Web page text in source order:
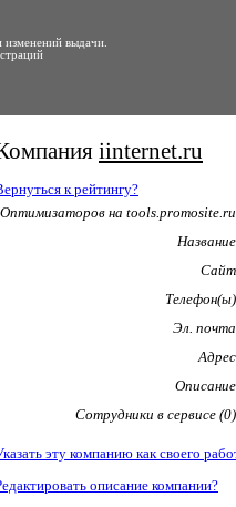
изменений выдачи.
iinternet.ru
к рейтингу?
Оптимизаторов на tools.promosite.ru
Название
Сайт
Телефон(ы)
Эл. почта
Адрес
Описание
Сотрудники в сервисе (0)
эту компанию как своего
описание компании?